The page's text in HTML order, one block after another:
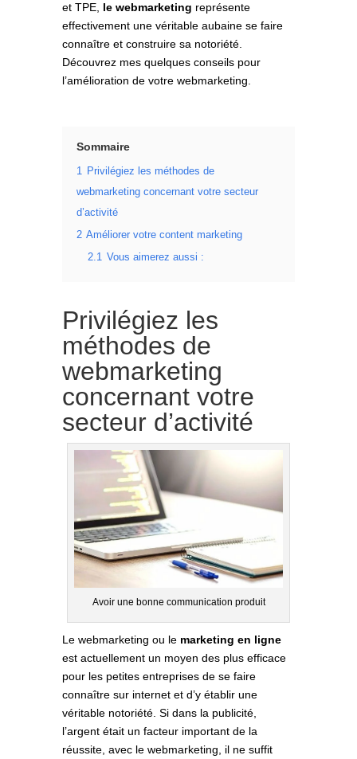
et TPE, le webmarketing représente
effectivement une véritable aubaine se faire
connaître et construire sa notoriété.
Découvrez mes quelques conseils pour
l’amélioration de votre webmarketing.
Sommaire
1 Privilégiez les méthodes de
webmarketing concernant votre secteur
d’activité
2 Améliorer votre content marketing
2.1 Vous aimerez aussi :
Privilégiez les
méthodes de
webmarketing
concernant votre
secteur d’activité
Avoir une bonne communication produit
Le webmarketing ou le marketing en ligne
est actuellement un moyen des plus efficace
pour les petites entreprises de se faire
connaître sur internet et d’y établir une
véritable notoriété. Si dans la publicité,
l’argent était un facteur important de la
réussite, avec le webmarketing, il ne suffit